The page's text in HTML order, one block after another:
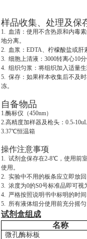
样品收集、处理及保
1. 血清：使用不含热原和内毒
地分离。
2. 血浆：EDTA、柠檬酸盐或肝
3. 细胞上清液：3000转离心10
4. 组织匀浆：将组织加入适量生
5. 保存：如果样本收集后不及
冻。
自备物品
1.酶标仪（450nm）
2.高精度加样器及枪头：0.5-
3.37℃恒温箱
操作注意事项
1. 试剂盒保存在2-8℃，使用前
使用。
2. 实验中不用的板条应立即放
3. 浓度为0的S0号标准品即可视
4. 严格按照说明书中标明的时
5. 所有液体组分使用前充分摇匀
试剂盒组成
名称
微孔酶标板